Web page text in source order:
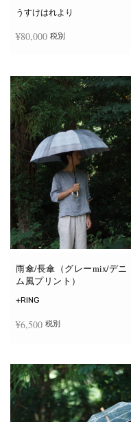
うすけはれより
¥80,000 税別
雨傘/長傘（グレーmix/デニ
ム風プリント）
+RING
¥6,500 税別